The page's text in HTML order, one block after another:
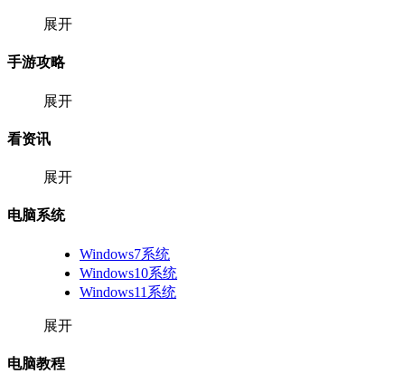
展开
手游攻略
展开
看资讯
展开
电脑系统
Windows7系统
Windows10系统
Windows11系统
展开
电脑教程